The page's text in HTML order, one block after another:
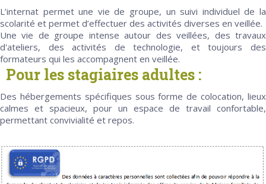
L’internat permet une vie de groupe, un suivi individuel de la
scolarité et permet d’effectuer des activités diverses en veillée.
Une vie de groupe intense autour des veillées, des travaux
d'ateliers, des activités de technologie, et toujours des
formateurs qui les accompagnent en veillée.
Pour les stagiaires adultes :
Des hébergements spécifiques sous forme de colocation, lieux
calmes et spacieux, pour un espace de travail confortable,
permettant convivialité et repos.